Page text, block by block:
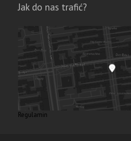
Jak do nas trafić?
Regulamin